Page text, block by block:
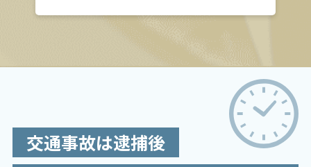
通事故を起こしてしまい、弁護士に相談するメ
交通事故は逮捕後